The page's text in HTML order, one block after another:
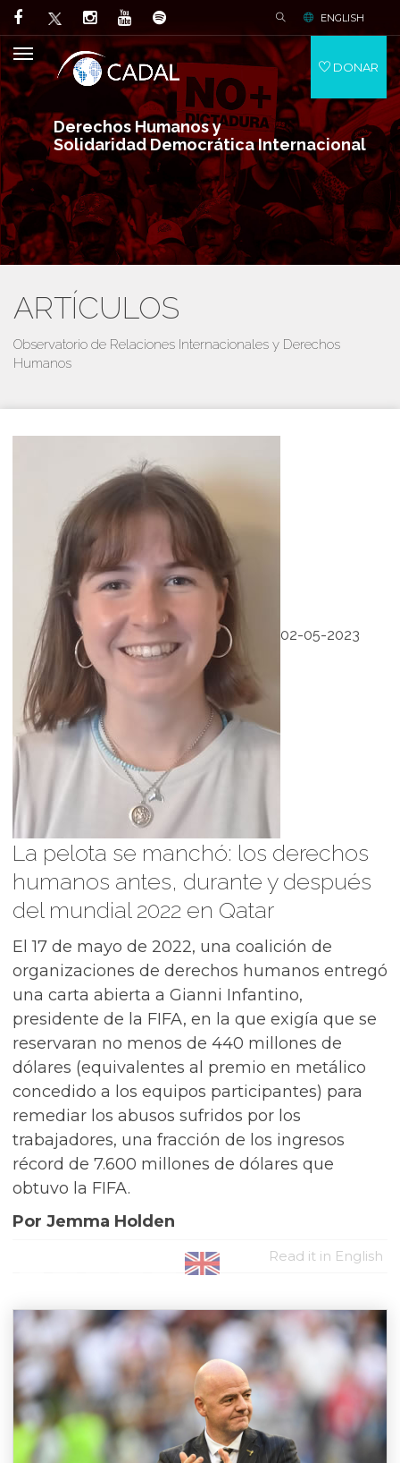
Derechos Humanos y
Solidaridad Democrática Internacional
ENGLISH
DONAR
ARTÍCULOS
Observatorio de Relaciones Internacionales y Derechos
Humanos
02-05-2023
La pelota se manchó: los derechos
humanos antes, durante y después
del mundial 2022 en Qatar
El 17 de mayo de 2022, una coalición de
organizaciones de derechos humanos entregó
una carta abierta a Gianni Infantino,
presidente de la FIFA, en la que exigía que se
reservaran no menos de 440 millones de
dólares (equivalentes al premio en metálico
concedido a los equipos participantes) para
remediar los abusos sufridos por los
trabajadores, una fracción de los ingresos
récord de 7.600 millones de dólares que
obtuvo la FIFA.
Por Jemma Holden
Read it in English